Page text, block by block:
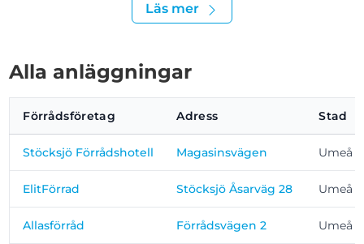
Läs mer
Alla anläggningar
Förrådsföretag Adress Stad
Stöcksjö Förrådshotell Magasinsvägen Umeå
ElitFörrad Stöcksjö Åsarväg 28 Umeå
Allasförråd Förrådsvägen 2 Umeå